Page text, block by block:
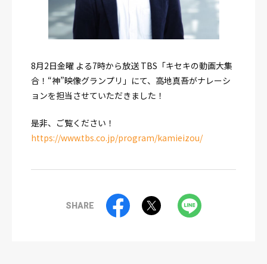
8月2日金曜 よる7時から放送 TBS「キセキの動画大集
合！“神”映像グランプリ」にて、高地真吾がナレーシ
ョンを担当させていただきました！
是非、ご覧ください！
https://www.tbs.co.jp/program/kamieizou/
SHARE